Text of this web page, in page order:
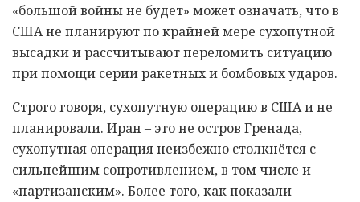
«большой войны не будет» может означать, что в
США не планируют по крайней мере сухопутной
высадки и рассчитывают переломить ситуацию
при помощи серии ракетных и бомбовых ударов.
Строго говоря, сухопутную операцию в США и не
планировали. Иран – это не остров Гренада,
сухопутная операция неизбежно столкнётся с
сильнейшим сопротивлением, в том числе и
«партизанским». Более того, как показали